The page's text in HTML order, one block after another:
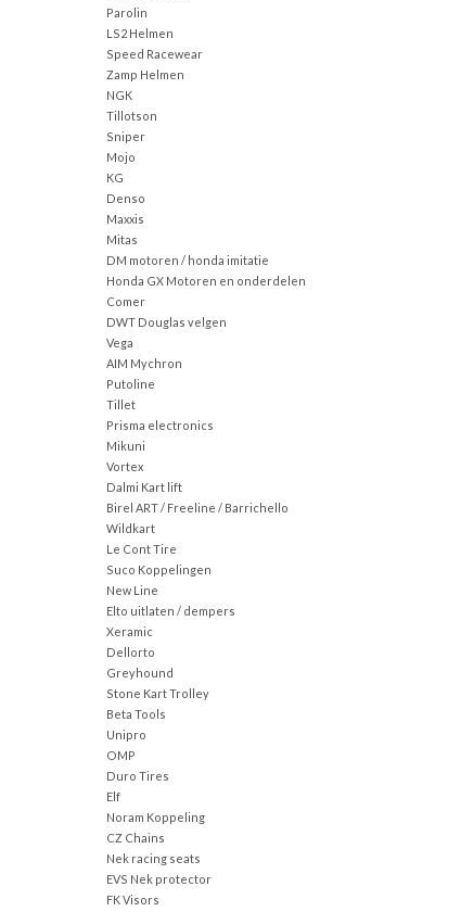
Parolin
LS2 Helmen
Speed Racewear
Zamp Helmen
NGK
Tillotson
Sniper
Mojo
KG
Denso
Maxxis
Mitas
DM motoren / honda imitatie
Honda GX Motoren en onderdelen
Comer
DWT Douglas velgen
Vega
AIM Mychron
Putoline
Tillet
Prisma electronics
Mikuni
Vortex
Dalmi Kart lift
Birel ART / Freeline / Barrichello
Wildkart
Le Cont Tire
Suco Koppelingen
New Line
Elto uitlaten / dempers
Xeramic
Dellorto
Greyhound
Stone Kart Trolley
Beta Tools
Unipro
OMP
Duro Tires
Elf
Noram Koppeling
CZ Chains
Nek racing seats
EVS Nek protector
FK Visors